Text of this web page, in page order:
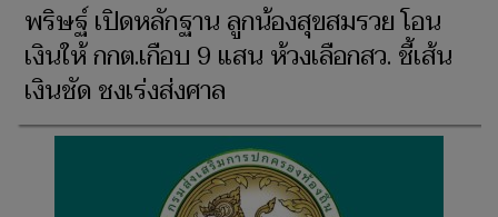
พริษฐ์ เปิดหลักฐาน ลูกน้องสุขสมรวย โอน
เงินให้ กกต.เกือบ 9 แสน ห้วงเลือกสว. ชี้เส้น
เงินชัด ชงเร่งส่งศาล